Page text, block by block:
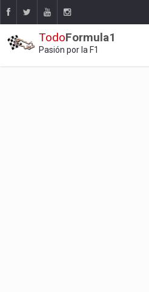
TodoFormula1
Pasión por la F1